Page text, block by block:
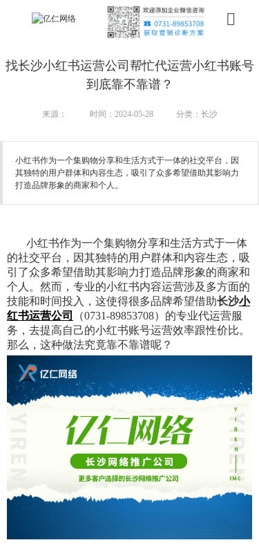
产品
服务
行业
案例
资讯
我们
找长沙小红书运营公司帮忙代运营小红书账号
到底靠不靠谱？
来源： 时间：2024-05-28 分类：长沙
小红书作为一个集购物分享和生活方式于一体的社交平台，因
其独特的用户群体和内容生态，吸引了众多希望借助其影响力
打造品牌形象的商家和个人。
小红书作为一个集购物分享和生活方式于一体
的社交平台，因其独特的用户群体和内容生态，吸
引了众多希望借助其影响力打造品牌形象的商家和
个人。然而，专业的小红书内容运营涉及多方面的
技能和时间投入，这使得很多品牌希望借助长沙小
红书运营公司
（0731-89853708）的专业代运营服
务，去提高自己的小红书账号运营效率跟性价比。
那么，这种做法究竟靠不靠谱呢？